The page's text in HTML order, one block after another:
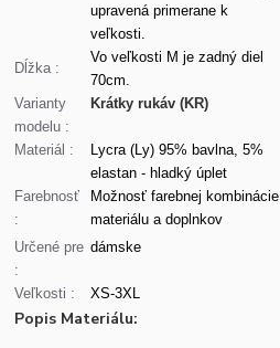
upravená primerane k
veľkosti.
Dĺžka :
Vo veľkosti M je zadný diel
70cm.
Varianty
modelu :
Krátky rukáv (KR)
Materiál :
Lycra (Ly) 95% bavlna, 5%
elastan - hladký úplet
Farebnosť
:
Možnosť farebnej kombinácie
materiálu a doplnkov
Určené pre
:
dámske
Veľkosti : XS-3XL
Popis Materiálu: